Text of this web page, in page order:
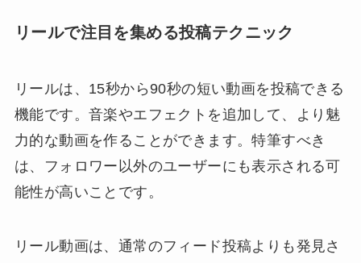
リールで注目を集める投稿テクニック
リールは、15秒から90秒の短い動画を投稿できる
機能です。音楽やエフェクトを追加して、より魅
力的な動画を作ることができます。特筆すべき
は、フォロワー以外のユーザーにも表示される可
能性が高いことです。
リール動画は、通常のフィード投稿よりも発見さ